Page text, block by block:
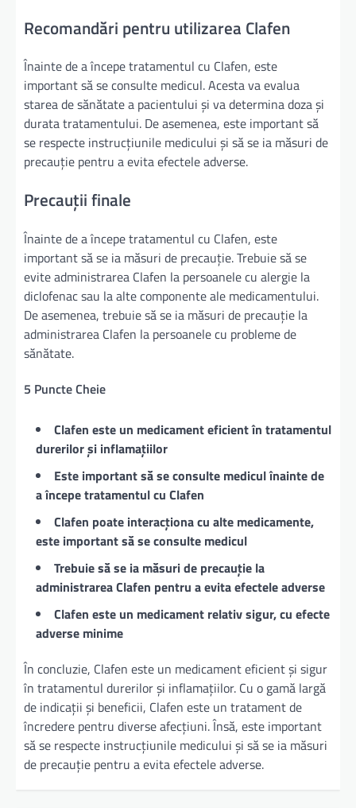
Recomandări pentru utilizarea Clafen
Înainte de a începe tratamentul cu Clafen, este
important să se consulte medicul. Acesta va evalua
starea de sănătate a pacientului și va determina doza și
durata tratamentului. De asemenea, este important să
se respecte instrucțiunile medicului și să se ia măsuri de
precauție pentru a evita efectele adverse.
Precauții finale
Înainte de a începe tratamentul cu Clafen, este
important să se ia măsuri de precauție. Trebuie să se
evite administrarea Clafen la persoanele cu alergie la
diclofenac sau la alte componente ale medicamentului.
De asemenea, trebuie să se ia măsuri de precauție la
administrarea Clafen la persoanele cu probleme de
sănătate.
5 Puncte Cheie
Clafen este un medicament eficient în tratamentul
durerilor și inflamațiilor
Este important să se consulte medicul înainte de
a începe tratamentul cu Clafen
Clafen poate interacționa cu alte medicamente,
este important să se consulte medicul
Trebuie să se ia măsuri de precauție la
administrarea Clafen pentru a evita efectele adverse
Clafen este un medicament relativ sigur, cu efecte
adverse minime
În concluzie, Clafen este un medicament eficient și sigur
în tratamentul durerilor și inflamațiilor. Cu o gamă largă
de indicații și beneficii, Clafen este un tratament de
încredere pentru diverse afecțiuni. Însă, este important
să se respecte instrucțiunile medicului și să se ia măsuri
de precauție pentru a evita efectele adverse.